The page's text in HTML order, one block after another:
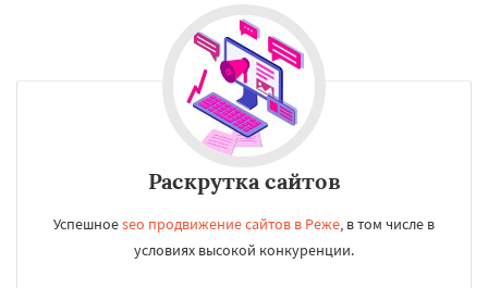
Раскрутка сайтов
Успешноеseo продвижение сайтов в Реже, в том числе в
условиях высокой конкуренции.